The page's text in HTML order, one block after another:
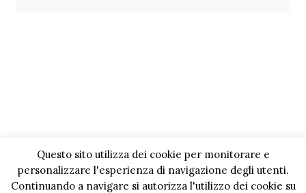
Questo sito utilizza dei cookie per monitorare e
personalizzare l'esperienza di navigazione degli utenti.
Continuando a navigare si autorizza l'utilizzo dei cookie su